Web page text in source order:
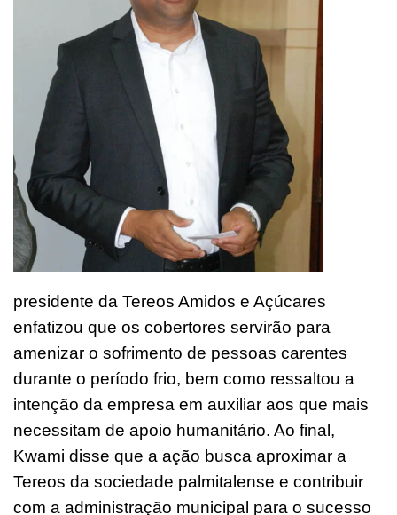
presidente da Tereos Amidos e Açúcares
enfatizou que os cobertores servirão para
amenizar o sofrimento de pessoas carentes
durante o período frio, bem como ressaltou a
intenção da empresa em auxiliar aos que mais
necessitam de apoio humanitário. Ao final,
Kwami disse que a ação busca aproximar a
Tereos da sociedade palmitalense e contribuir
com a administração municipal para o sucesso